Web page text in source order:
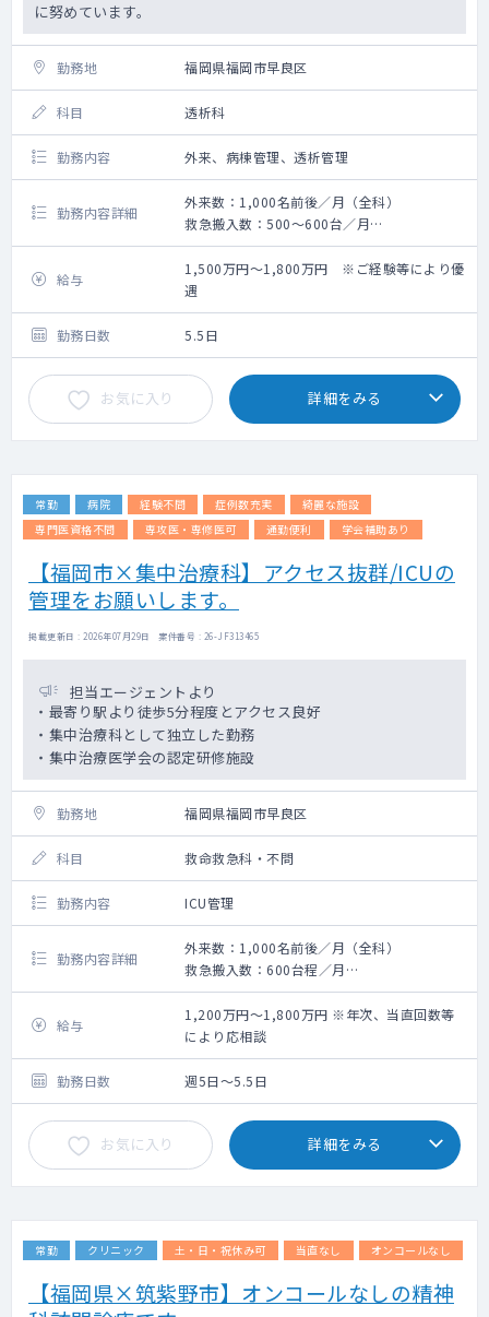
に努めています。
勤務地 福岡県福岡市早良区
科目 透析科
勤務内容 外来、病棟管理、透析管理
勤務内容詳細
外来数：1,000名前後／月（全科）
救急搬入数：500～600台／月
手術数：100～120件／月（外科系全て）
給与
1,500万円～1,800万円 ※ご経験等により優
遇
勤務日数 5.5日
お気に入り 詳細をみる
常勤 病院 経験不問 症例数充実
綺麗な施設
専門医資格不問
専攻医・専修医可 通勤便利 学会補助あり
【福岡市×集中治療科】アクセス抜群/ICUの
管理をお願いします。
掲載更新日 : 2026年07月29日 案件番号 : 26-JF313465
担当エージェントより
・最寄り駅より徒歩5分程度とアクセス良好
・集中治療科として独立した勤務
・集中治療医学会の認定研修施設
勤務地 福岡県福岡市早良区
科目 救命救急科・不問
勤務内容 ICU管理
勤務内容詳細
外来数：1,000名前後／月（全科）
救急搬入数：600台程／月
手術数：180件程／月（外科系全て）
ICU管理（集中治療科）
給与
1,200万円～1,800万円 ※年次、当直回数等
により応相談
勤務日数 週5日～5.5日
お気に入り 詳細をみる
常勤 クリニック 土・日・祝休み可 当直なし オンコールなし
【福岡県×筑紫野市】オンコールなしの精神